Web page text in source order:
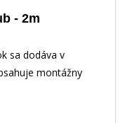
- 2m
sa dodáva v
montážny